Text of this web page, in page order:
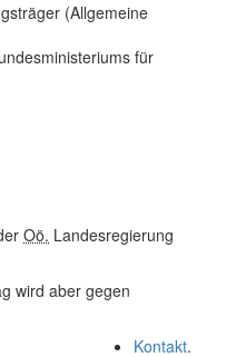
(Allgemeine
für
Oö. Landesregierung
wird aber gegen
Kontakt.